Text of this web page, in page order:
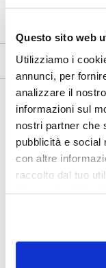
Questo sito web
Utilizziamo i
annunci, per
analizzare il
informazioni sul
nostri partner che
pubblicità e social
con altre
raccolto dal tuo
9 171
Nelle vicinanze:
Garage Leone si
km di distanza dal
pedonale, ricco di
stazione ci si può